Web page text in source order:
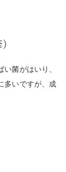
菌がはいり、
多いですが、成